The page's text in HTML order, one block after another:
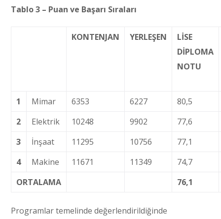
Tablo 3 – Puan ve Başarı Sıraları
KONTENJAN YERLEŞEN
LİSE
DİPLOMA
NOTU
1 Mimar 6353 6227
80,5
2
Elektrik 10248 9902
77,6
3
İnşaat 11295 10756
77,1
4
Makine 11671 11349
74,7
ORTALAMA
76,1
Programlar temelinde değerlendirildiğinde